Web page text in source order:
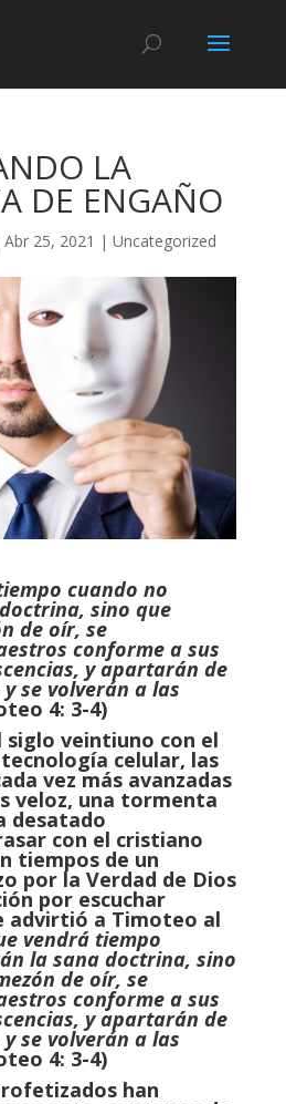
LA
DE ENGAÑO
Abr 25, 2021 | Uncategorized
cuando no
sino que
de oír, se
conforme a sus
y apartarán de
se volverán a las
4: 3-4)
siglo veintiuno con el
celular, las
vez más avanzadas
veloz, una tormenta
desatado
con el cristiano
tiempos de un
por la Verdad de Dios
por escuchar
advirtió a Timoteo al
vendrá tiempo
la sana doctrina, sino
de oír, se
conforme a sus
y apartarán de
se volverán a las
4: 3-4)
han